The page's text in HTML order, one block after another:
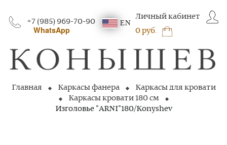
+7 (985) 969-70-90
WhatsApp
EN
Личный кабинет
0 руб.
Главная Каркасы фанера
Каркасы для кровати
Каркасы кровати 180 см
Изголовье "ARNI"180/Konyshev